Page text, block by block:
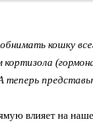
кошку
кортизола
влияет на